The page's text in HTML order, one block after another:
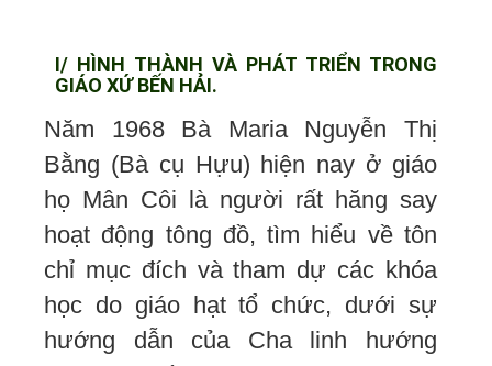
I/ HÌNH THÀNH VÀ PHÁT TRIỂN TRONG
GIÁO XỨ BẾN HẢI.
Năm 1968 Bà Maria Nguyễn Thị
Bằng (Bà cụ Hựu) hiện nay ở giáo
họ Mân Côi là người rất hăng say
hoạt động tông đồ, tìm hiểu về tôn
chỉ mục đích và tham dự các khóa
học do giáo hạt tổ chức, dưới sự
hướng dẫn của Cha linh hướng